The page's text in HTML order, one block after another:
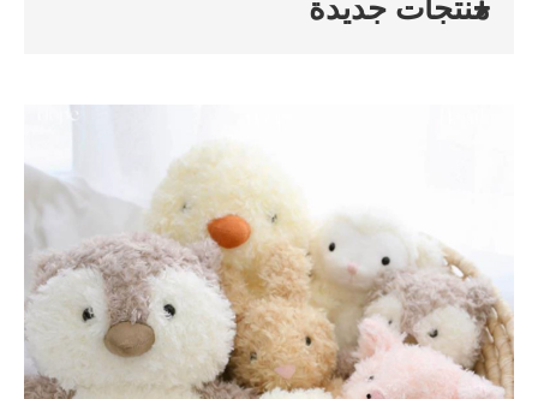
منتجات جديدة